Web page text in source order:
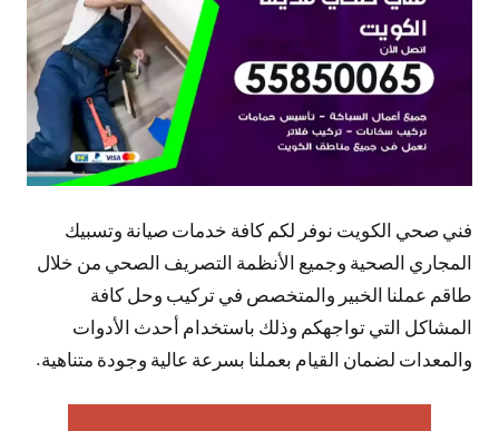
فني صحي الكويت نوفر لكم كافة خدمات صيانة وتسبيك
المجاري الصحية وجميع الأنظمة التصريف الصحي من خلال
طاقم عملنا الخبير والمتخصص في تركيب وحل كافة
المشاكل التي تواجهكم وذلك باستخدام أحدث الأدوات
والمعدات لضمان القيام بعملنا بسرعة عالية وجودة متناهية.